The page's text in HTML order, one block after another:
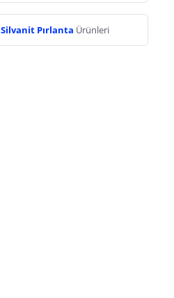
Silvanit Pırlanta Ürünleri